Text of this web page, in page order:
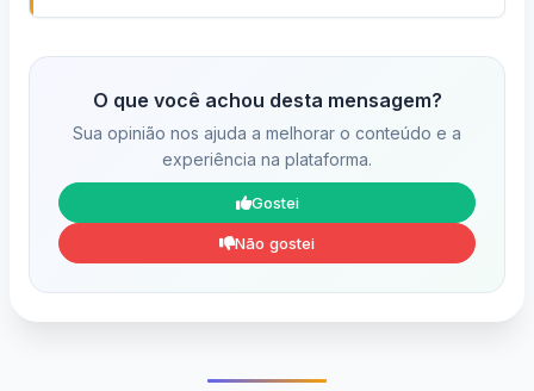
O que você achou desta mensagem?
Sua opinião nos ajuda a melhorar o conteúdo e a
experiência na plataforma.
Gostei
Não gostei